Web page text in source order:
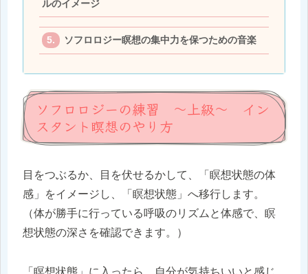
ルのイメージ
ソフロロジー瞑想の集中力を保つための音楽
ソフロロジーの練習 ～上級～ イン
スタント瞑想のやり方
目をつぶるか、目を伏せるかして、「瞑想状態の体
感」をイメージし、「瞑想状態」へ移行します。
（体が勝手に行っている呼吸のリズムと体感で、瞑
想状態の深さを確認できます。）
「瞑想状態」に入ったら、自分が気持ちいいと感じ